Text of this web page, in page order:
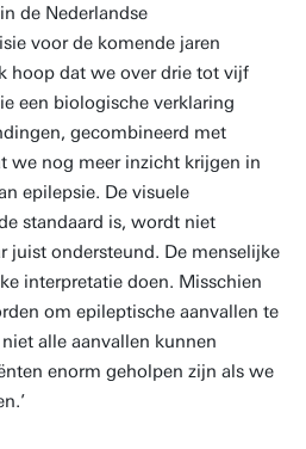
de Nederlandse
voor de komende jaren
hoop dat we over drie tot vijf
een biologische verklaring
gecombineerd met
we nog meer inzicht krijgen in
epilepsie. De visuele
standaard is, wordt niet
juist ondersteund. De menselijke
interpretatie doen. Misschien
om epileptische aanvallen te
alle aanvallen kunnen
enorm geholpen zijn als we